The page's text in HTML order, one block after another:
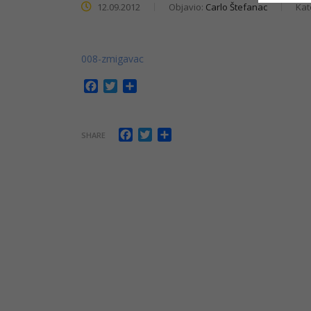
12.09.2012 Objavio: Carlo Štefanac
008-zmigavac
Facebook
Twitter
SHARE Facebook
Twitter